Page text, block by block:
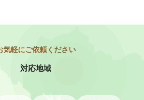
対応地域